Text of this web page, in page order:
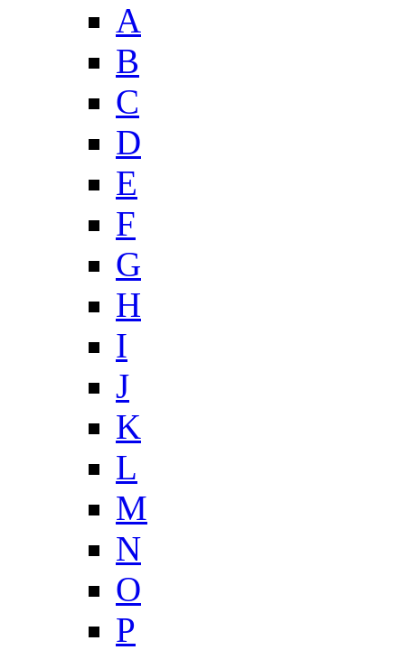
A
B
C
D
E
F
G
H
I
J
K
L
M
N
O
P